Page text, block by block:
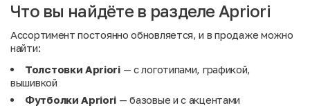
Что вы найдёте в разделе Apriori
Ассортимент постоянно обновляется, и в продаже можно
найти:
Толстовки Apriori— с логотипами, графикой,
вышивкой
Футболки Apriori — базовые и с акцентами